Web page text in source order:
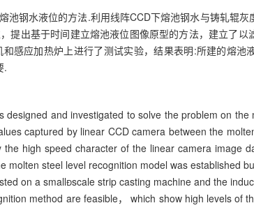
钢水液位的方法.利用线阵CCD下熔池钢水与铸轧辊
出基于时间建立熔池液位图像原型的方法，建立了以
感应加热炉上进行了测试实验，结果表明:所建的熔池
and investigated to solve the problem on
captured by linear CCD camera between the
high speed character of the linear camera image
steel level recognition model was established